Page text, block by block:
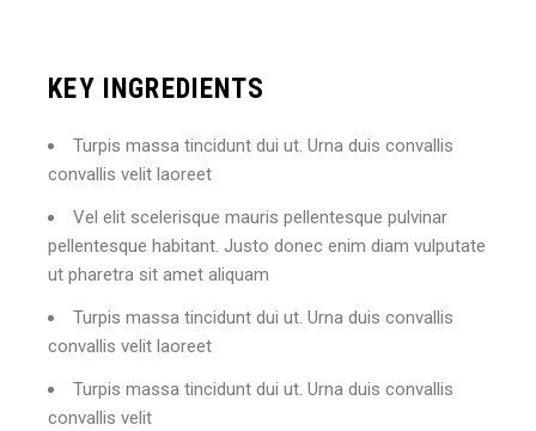
KEY INGREDIENTS
Turpis massa tincidunt dui ut. Urna duis convallis
convallis velit laoreet
Vel elit scelerisque mauris pellentesque pulvinar
pellentesque habitant. Justo donec enim diam vulputate
ut pharetra sit amet aliquam
Turpis massa tincidunt dui ut. Urna duis convallis
convallis velit laoreet
Turpis massa tincidunt dui ut. Urna duis convallis
convallis velit